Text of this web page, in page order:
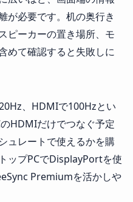
が必要です。机の奥行き
ピーカーの置き場所、モ
めて確認すると失敗しに
、HDMIで100Hzとい
HDMIだけでつなぐ予定
ュレートで使えるかを購
ップPCでDisplayPortを使
Premiumを活かしや